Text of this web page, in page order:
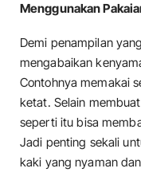
Menggunakan
Demi penampilan
mengabaikan
Contohnya memakai
ketat. Selain
seperti itu bisa
Jadi penting sekali
kaki yang nyaman